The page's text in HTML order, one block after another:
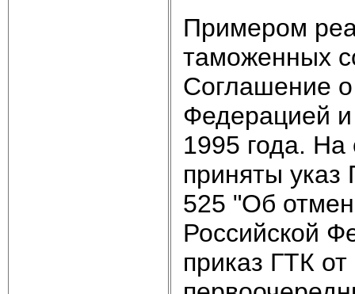
Примером
таможенных
Соглашение
Федерацией и
1995 года.
приняты
525 "Об
Российской
приказ ГТК